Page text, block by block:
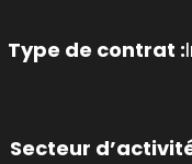
Type de contrat :
Secteur